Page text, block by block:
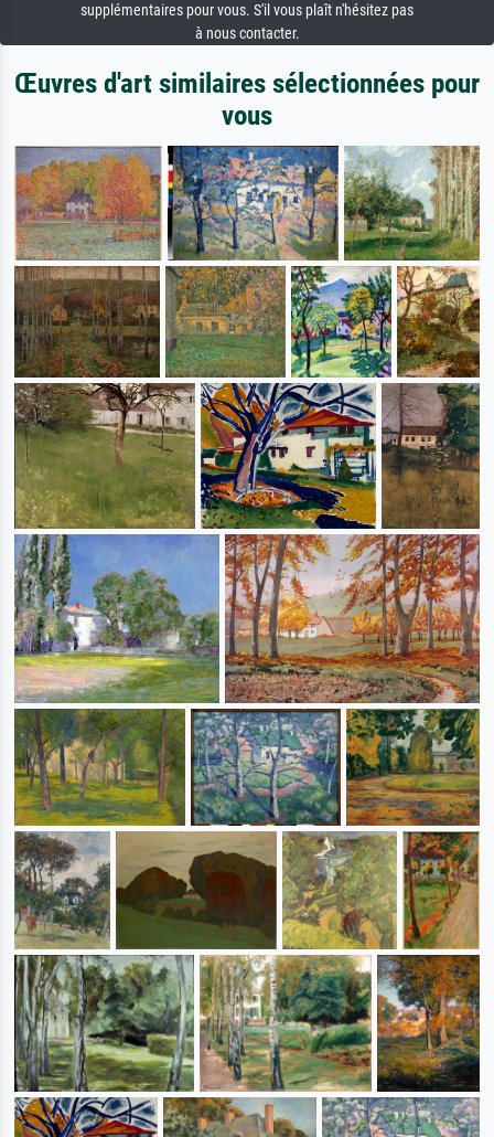
supplémentaires pour vous. S'il vous plaît n'hésitez pas
à nous contacter.
Œuvres d'art similaires sélectionnées pour
vous